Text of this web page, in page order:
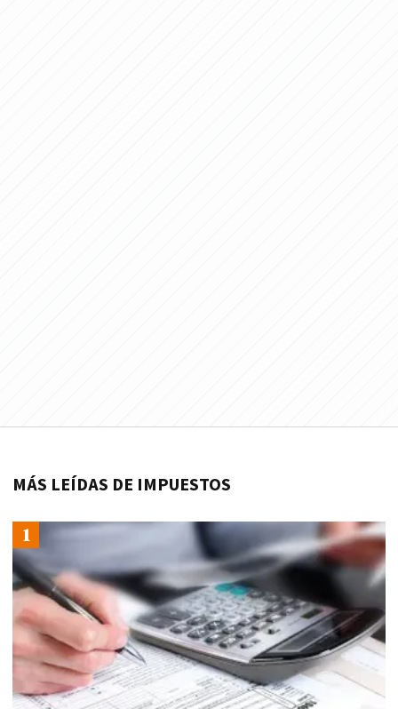
MÁS LEÍDAS DE IMPUESTOS